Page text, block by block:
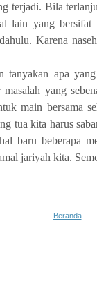
terjadi. Bila
lain yang bersifat
Karena
tanyakan apa
yang
main bersama
tua kita harus
baru beberapa
jariyah kita.
Beranda